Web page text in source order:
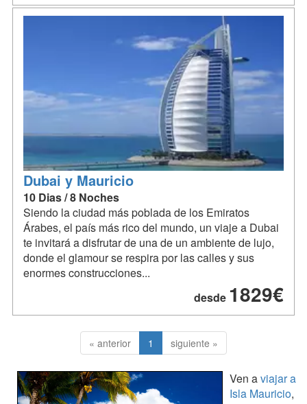
Dubai y Mauricio
10 Dias / 8 Noches
Siendo la ciudad más poblada de los Emiratos
Árabes, el país más rico del mundo, un viaje a Dubai
te invitará a disfrutar de una de un ambiente de lujo,
donde el glamour se respira por las calles y sus
enormes construcciones...
desde 1829€
« anterior 1 siguiente »
Ven aviajar a
Isla Mauricio,